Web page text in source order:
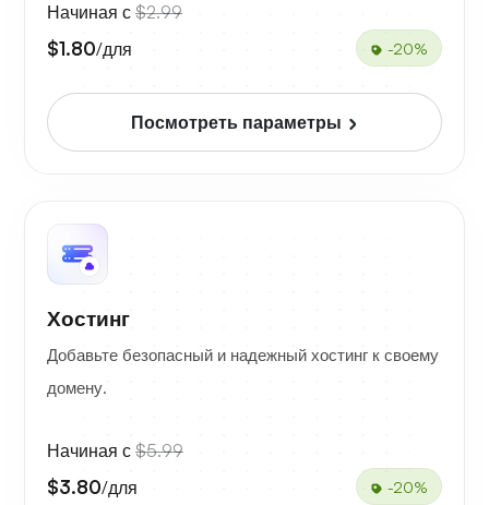
Начиная с $2.99
$1.80/для -20%
Посмотреть параметры
Хостинг
Добавьте безопасный и надежный хостинг к своему
домену.
Начиная с $5.99
$3.80/для -20%